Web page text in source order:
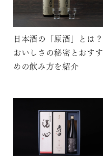
日本酒の「原酒」とは？
おいしさの秘密とおすす
めの飲み方を紹介